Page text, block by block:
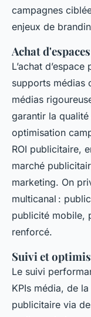
campagnes
enjeux de
Achat
L’achat
supports médias
médias
garantir la
optimisation
ROI publicitaire,
marché
marketing. On
multicanal :
publicité mobile,
renforcé.
Suivi et
Le suivi
KPIs média, de
publicitaire via